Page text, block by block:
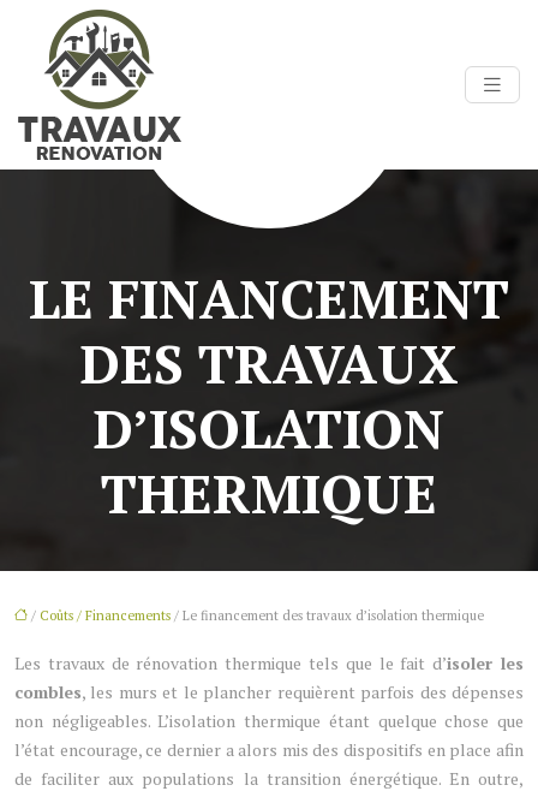
LE FINANCEMENT
DES TRAVAUX
D’ISOLATION
THERMIQUE
/ Coûts / Financements / Le financement des travaux d’isolation thermique
Les travaux de rénovation thermique tels que le fait d’isoler les
combles, les murs et le plancher requièrent parfois des dépenses
non négligeables. L’isolation thermique étant quelque chose que
l’état encourage, ce dernier a alors mis des dispositifs en place afin
de faciliter aux populations la transition énergétique. En outre,